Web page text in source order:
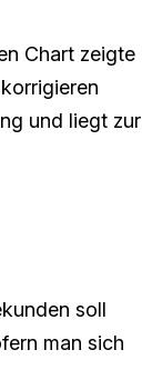
Chart zeigte
und liegt zur
soll
man sich